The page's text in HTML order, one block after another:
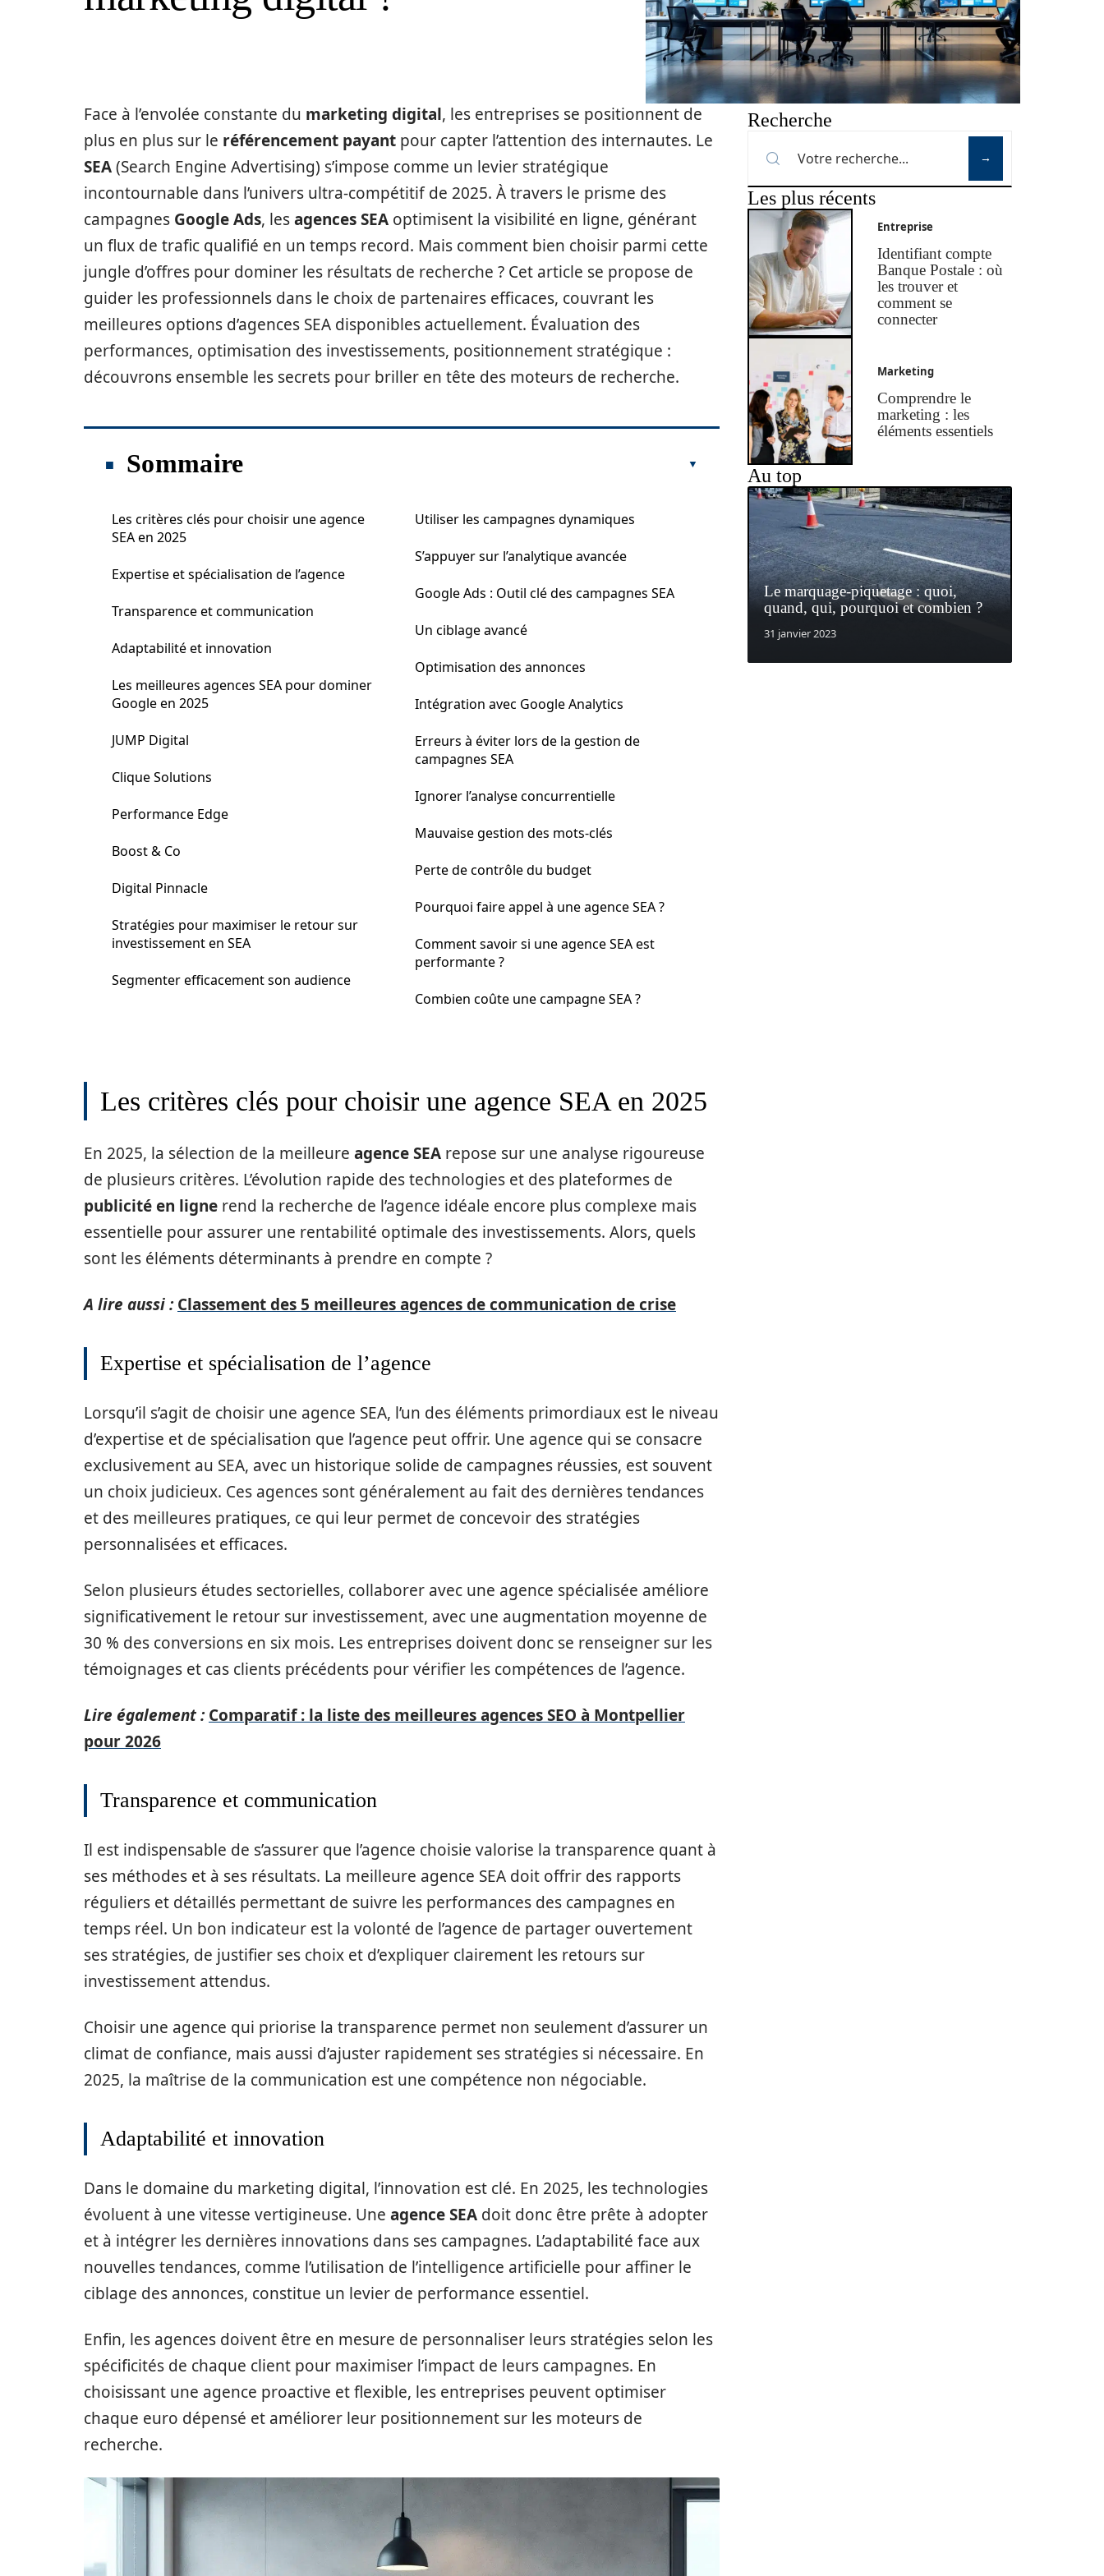
Face à l’envolée constante du marketing digital, les entreprises se positionnent de
plus en plus sur le référencement payant pour capter l’attention des internautes. Le
SEA(Search Engine Advertising) s’impose comme un levier stratégique
incontournable dans l’univers ultra-compétitif de 2025. À travers le prisme des
campagnes Google Ads, lesagences SEA optimisent la visibilité en ligne, générant
un flux de trafic qualifié en un temps record. Mais comment bien choisir parmi cette
jungle d’offres pour dominer les résultats de recherche ? Cet article se propose de
guider les professionnels dans le choix de partenaires efficaces, couvrant les
meilleures options d’agences SEA disponibles actuellement. Évaluation des
performances, optimisation des investissements, positionnement stratégique :
découvrons ensemble les secrets pour briller en tête des moteurs de recherche.
Sommaire
Les critères clés pour choisir une agence
SEA en 2025
Expertise et spécialisation de l’agence
Transparence et communication
Adaptabilité et innovation
Les meilleures agences SEA pour dominer
Google en 2025
JUMP Digital
Clique Solutions
Performance Edge
Boost & Co
Digital Pinnacle
Stratégies pour maximiser le retour sur
investissement en SEA
Segmenter efficacement son audience
Utiliser les campagnes dynamiques
S’appuyer sur l’analytique avancée
Google Ads : Outil clé des campagnes SEA
Un ciblage avancé
Optimisation des annonces
Intégration avec Google Analytics
Erreurs à éviter lors de la gestion de
campagnes SEA
Ignorer l’analyse concurrentielle
Mauvaise gestion des mots-clés
Perte de contrôle du budget
Pourquoi faire appel à une agence SEA ?
Comment savoir si une agence SEA est
performante ?
Combien coûte une campagne SEA ?
Les critères clés pour choisir une agence SEA en 2025
En 2025, la sélection de la meilleure agence SEA repose sur une analyse rigoureuse
de plusieurs critères. L’évolution rapide des technologies et des plateformes de
publicité en ligne rend la recherche de l’agence idéale encore plus complexe mais
essentielle pour assurer une rentabilité optimale des investissements. Alors, quels
sont les éléments déterminants à prendre en compte ?
A lire aussi : Classement des 5 meilleures agences de communication de crise
Expertise et spécialisation de l’agence
Lorsqu’il s’agit de choisir une agence SEA, l’un des éléments primordiaux est le niveau
d’expertise et de spécialisation que l’agence peut offrir. Une agence qui se consacre
exclusivement au SEA, avec un historique solide de campagnes réussies, est souvent
un choix judicieux. Ces agences sont généralement au fait des dernières tendances
et des meilleures pratiques, ce qui leur permet de concevoir des stratégies
personnalisées et efficaces.
Selon plusieurs études sectorielles, collaborer avec une agence spécialisée améliore
significativement le retour sur investissement, avec une augmentation moyenne de
30 % des conversions en six mois. Les entreprises doivent donc se renseigner sur les
témoignages et cas clients précédents pour vérifier les compétences de l’agence.
Lire également : Comparatif : la liste des meilleures agences SEO à Montpellier
pour 2026
Transparence et communication
Il est indispensable de s’assurer que l’agence choisie valorise la transparence quant à
ses méthodes et à ses résultats. La meilleure agence SEA doit offrir des rapports
réguliers et détaillés permettant de suivre les performances des campagnes en
temps réel. Un bon indicateur est la volonté de l’agence de partager ouvertement
ses stratégies, de justifier ses choix et d’expliquer clairement les retours sur
investissement attendus.
Choisir une agence qui priorise la transparence permet non seulement d’assurer un
climat de confiance, mais aussi d’ajuster rapidement ses stratégies si nécessaire. En
2025, la maîtrise de la communication est une compétence non négociable.
Adaptabilité et innovation
Dans le domaine du marketing digital, l’innovation est clé. En 2025, les technologies
évoluent à une vitesse vertigineuse. Une agence SEA doit donc être prête à adopter
et à intégrer les dernières innovations dans ses campagnes. L’adaptabilité face aux
nouvelles tendances, comme l’utilisation de l’intelligence artificielle pour affiner le
ciblage des annonces, constitue un levier de performance essentiel.
Enfin, les agences doivent être en mesure de personnaliser leurs stratégies selon les
spécificités de chaque client pour maximiser l’impact de leurs campagnes. En
choisissant une agence proactive et flexible, les entreprises peuvent optimiser
chaque euro dépensé et améliorer leur positionnement sur les moteurs de
recherche.
Recherche
Les plus récents
Entreprise
Identifiant compte
Banque Postale : où
les trouver et
comment se
connecter
Marketing
Comprendre le
marketing : les
éléments essentiels
Au top
Le marquage-piquetage : quoi,
quand, qui, pourquoi et combien ?
31 janvier 2023